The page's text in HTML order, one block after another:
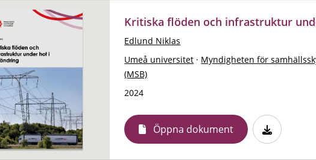
Kritiska flöden och infrastruktur
Edlund Niklas
Umeå universitet · Myndigheten för
(MSB)
2024
Öppna dokument